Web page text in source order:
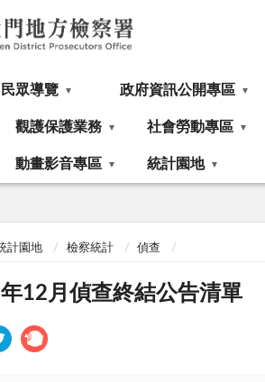
民眾導覽 政府資訊公開專區
觀護保護業務 社會勞動專區
動畫影音專區 統計園地
計園地 檢察統計 偵查
12月偵查終結公告清單